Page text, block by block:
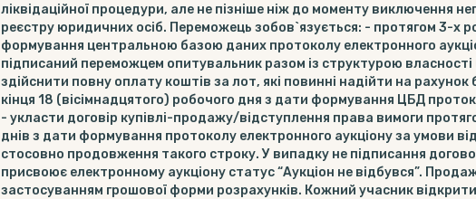
ліквідаційної процедури, але не пізніше ніж до моменту виключення
реєстру юридичних осіб. Переможець зобов`язується: - протягом 3-х
формування центральною базою даних протоколу електронного
підписаний переможцем опитувальник разом із структурою
здійснити повну оплату коштів за лот, які повинні надійти на рахунок
кінця 18 (вісімнадцятого) робочого дня з дати формування ЦБД
- укласти договір купівлі-продажу/відступлення права вимоги
днів з дати формування протоколу електронного аукціону за умови
стосовно продовження такого строку. У випадку не підписання
присвоює електронному аукціону статус “Аукціон не відбувся”.
застосуванням грошової форми розрахунків. Кожний учасник